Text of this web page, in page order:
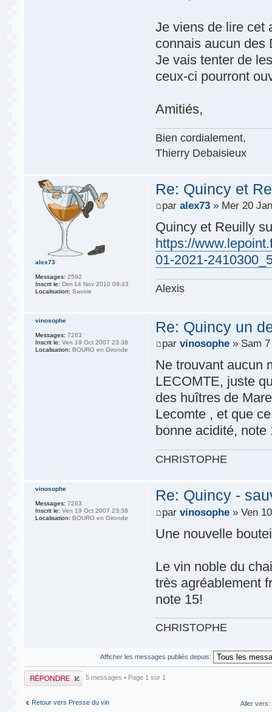
Je viens de lire cet
connais aucun des
Je vais tenter de
ceux-ci pourront
Amitiés,
Bien cordialement,
Thierry Debaisieux
Re: Quincy et
paralex73 » Mer 20
Quincy et Reuilly
https://
01-2021-
Alexis
alex73
Messages: 2592
Inscrit le: Dim 14 Nov 2010 09:43
Localisation: Savoie
Re: Quincy un
parvinosophe » Sam
Ne trouvant aucun
LECOMTE, juste
des huîtres de
Lecomte , et que
bonne acidité, note
CHRISTOPHE
vinosophe
Messages: 7263
Inscrit le: Ven 19 Oct 2007 23:38
Localisation: BOURG en Gironde
Re: Quincy -
parvinosophe » Ven
Une nouvelle
Le vin noble du
très agréablement
note 15!
CHRISTOPHE
vinosophe
Messages: 7263
Inscrit le: Ven 19 Oct 2007 23:38
Localisation: BOURG en Gironde
Afficher les messages publiés depuis:
Publier une
réponse
5 messages • Page 1 sur 1
Retour vers Presse du vin Aller vers: